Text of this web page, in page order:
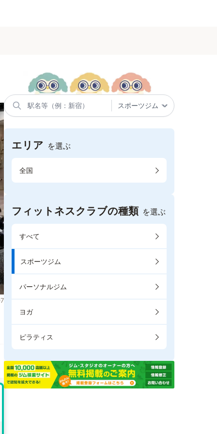
エリア を選ぶ
全国
フィットネスクラブの種類 を選ぶ
すべて
スポーツジム
パーソナルジム
ヨガ
ピラティス